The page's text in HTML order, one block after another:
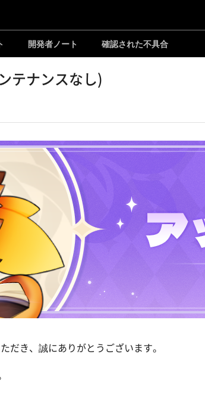
開発者ノート 確認された不具合
テナンスなし)
だき、誠にありがとうございます。